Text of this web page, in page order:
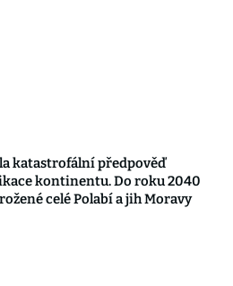
katastrofální předpověď
kontinentu. Do roku 2040
celé Polabí a jih Moravy